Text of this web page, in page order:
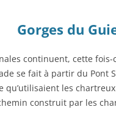
Gorges du
continuent, cette fois-
se fait à partir du Pont
les
construit par les